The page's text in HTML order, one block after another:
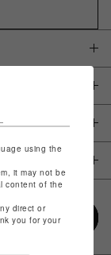
using the
it may not be
content of the
direct or
you for your